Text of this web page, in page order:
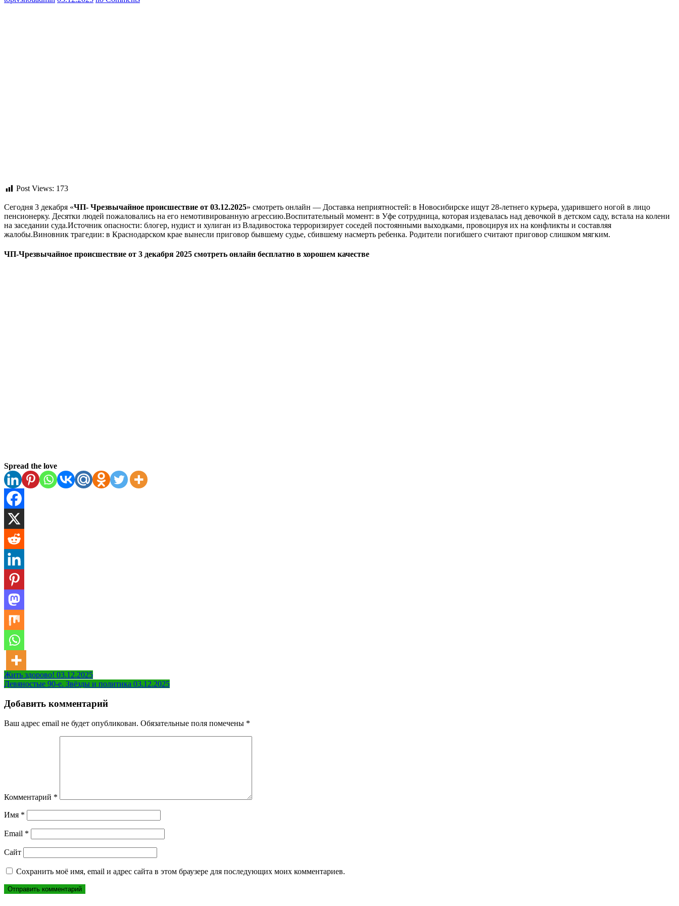
Post Views: 173
Сегодня 3 декабря «ЧП- Чрезвычайное происшествие от 03.12.2025» смотреть онлайн — Доставка неприятностей: в Новосибирске ищут 28-летнего курьера, ударившего ногой в лицо
пенсионерку. Десятки людей пожаловались на его немотивированную агрессию.Воспитательный момент: в Уфе сотрудница, которая издевалась над девочкой в детском саду, встала на колени
на заседании суда.Источник опасности: блогер, нудист и хулиган из Владивостока терроризирует соседей постоянными выходками, провоцируя их на конфликты и составляя
жалобы.Виновник трагедии: в Краснодарском крае вынесли приговор бывшему судье, сбившему насмерть ребенка. Родители погибшего считают приговор слишком мягким.
ЧП-Чрезвычайное происшествие от 3 декабря 2025 смотреть онлайн бесплатно в хорошем качестве
Spread the love
Навигация
по
записям
Жить здорово! 03.12.2025
Девяностые 90-е. Звёзды и политика 03.12.2025
Добавить комментарий
Ваш адрес email не будет опубликован. Обязательные поля помечены *
Комментарий *
Имя *
Email *
Сайт
Сохранить моё имя, email и адрес сайта в этом браузере для последующих моих комментариев.